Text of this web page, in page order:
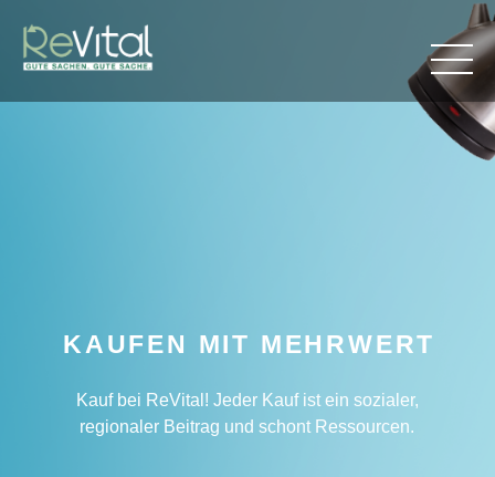
KAUFEN MIT MEHRWERT
Kauf bei ReVital! Jeder Kauf ist ein sozialer,
regionaler Beitrag und schont Ressourcen.